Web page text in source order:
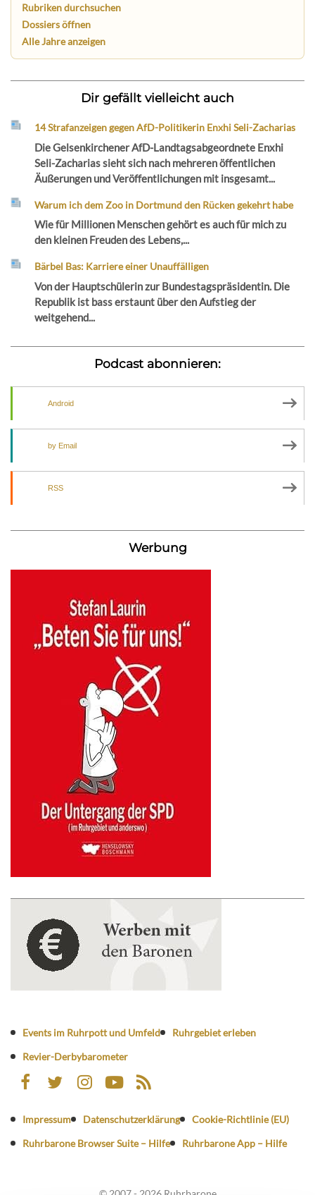
Rubriken durchsuchen
Dossiers öffnen
Alle Jahre anzeigen
Dir gefällt vielleicht auch
14 Strafanzeigen gegen AfD-Politikerin Enxhi Seli-Zacharias
Die Gelsenkirchener AfD-Landtagsabgeordnete Enxhi
Seli-Zacharias sieht sich nach mehreren öffentlichen
Äußerungen und Veröffentlichungen mit insgesamt...
Warum ich dem Zoo in Dortmund den Rücken gekehrt habe
Wie für Millionen Menschen gehört es auch für mich zu
den kleinen Freuden des Lebens,...
Bärbel Bas: Karriere einer Unauffälligen
Von der Hauptschülerin zur Bundestagspräsidentin. Die
Republik ist bass erstaunt über den Aufstieg der
weitgehend...
Podcast abonnieren:
Android
by Email
RSS
Werbung
Events im Ruhrpott und Umfeld
Ruhrgebiet erleben
Revier-Derbybarometer
Impressum Datenschutzerklärung
Cookie-Richtlinie (EU)
Ruhrbarone Browser Suite – Hilfe
Ruhrbarone App – Hilfe